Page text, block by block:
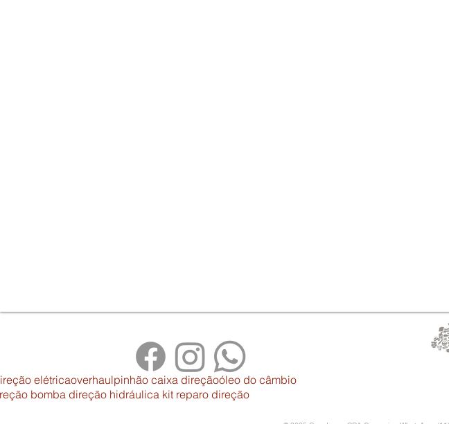
elétricaoverhaulpinhão caixa direçãoóleo do câmbio
bomba direção hidráulica kit reparo direção